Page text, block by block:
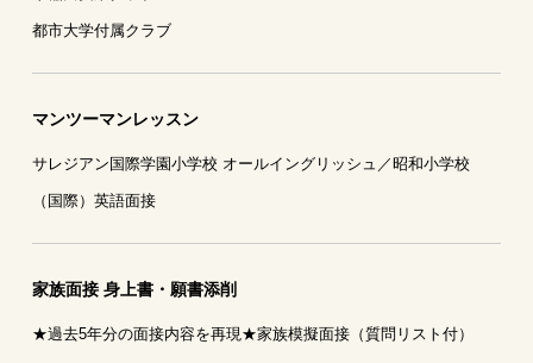
都市大学付属クラブ
マンツーマンレッスン
サレジアン国際学園小学校 オールイングリッシュ／昭和小学校
（国際）英語面接
家族面接 身上書・願書添削
★過去5年分の面接内容を再現★家族模擬面接（質問リスト付）